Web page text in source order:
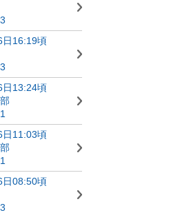
日16:19頃
日13:24頃
日11:03頃
日08:50頃